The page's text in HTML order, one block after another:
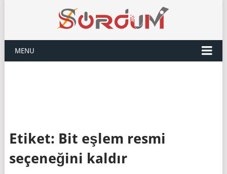
MENU
Etiket: Bit eşlem resmi
seçeneğini kaldır